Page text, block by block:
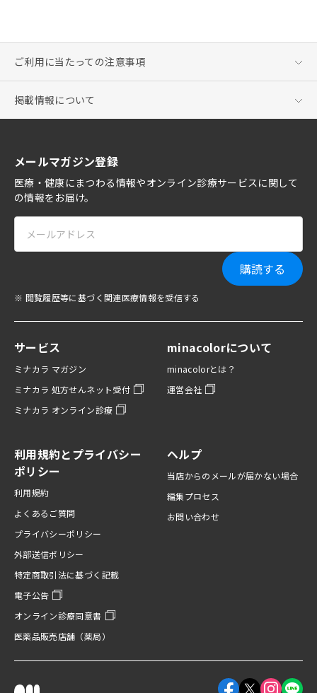
ご利用に当たっての注意事項
掲載情報について
メールマガジン登録
医療・健康にまつわる情報やオンライン診療サービスに関して
の情報をお届け。
購読する
※ 閲覧履歴等に基づく関連医療情報を受信する
サービス
ミナカラ マガジン
ミナカラ 処方せんネット受付
ミナカラ オンライン診療
minacolorについて
minacolorとは？
運営会社
利用規約とプライバシー
ポリシー
利用規約
よくあるご質問
プライバシーポリシー
外部送信ポリシー
特定商取引法に基づく記載
電子公告
オンライン診療同意書
医薬品販売店舗（薬局）
ヘルプ
当店からのメールが届かない場合
編集プロセス
お問い合わせ